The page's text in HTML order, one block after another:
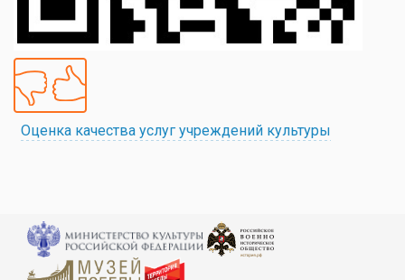
Оценка качества услуг учреждений культуры